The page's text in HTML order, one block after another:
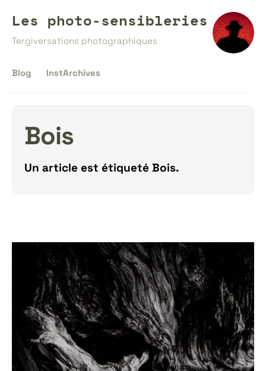
Les photo-sensibleries
Tergiversations photographiques
Blog InstArchives
Bois
Un article est étiqueté Bois.